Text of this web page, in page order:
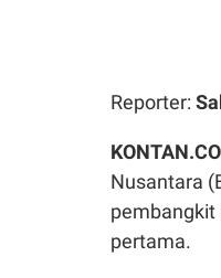
Reporter:
Nusantara
pembangkit
pertama.